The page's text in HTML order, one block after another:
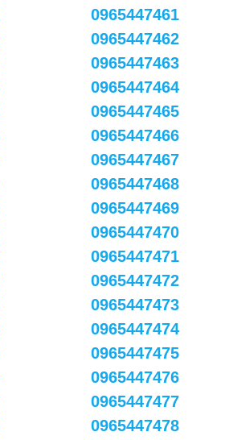
0965447461
0965447462
0965447463
0965447464
0965447465
0965447466
0965447467
0965447468
0965447469
0965447470
0965447471
0965447472
0965447473
0965447474
0965447475
0965447476
0965447477
0965447478